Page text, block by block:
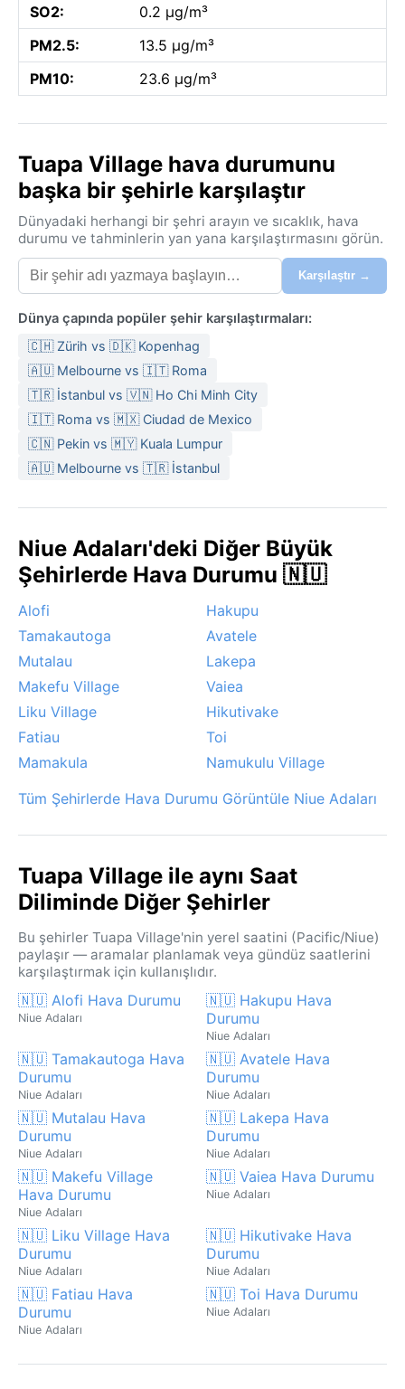
SO2:
0.2 µg/m³
PM2.5:
13.5 µg/m³
PM10:
23.6 µg/m³
Tuapa Village hava durumunu
başka bir şehirle karşılaştır
Dünyadaki herhangi bir şehri arayın ve sıcaklık, hava
durumu ve tahminlerin yan yana karşılaştırmasını görün.
Karşılaştır →
Dünya çapında popüler şehir karşılaştırmaları:
🇨🇭 Zürih vs 🇩🇰 Kopenhag
🇦🇺 Melbourne vs 🇮🇹 Roma
🇹🇷 İstanbul vs 🇻🇳 Ho Chi Minh City
🇮🇹 Roma vs 🇲🇽 Ciudad de Mexico
🇨🇳 Pekin vs 🇲🇾 Kuala Lumpur
🇦🇺 Melbourne vs 🇹🇷 İstanbul
Niue Adaları'deki Diğer Büyük
Şehirlerde Hava Durumu 🇳🇺
Alofi
Hakupu
Tamakautoga
Avatele
Mutalau
Lakepa
Makefu Village
Vaiea
Liku Village
Hikutivake
Fatiau
Toi
Mamakula
Namukulu Village
Tüm Şehirlerde Hava Durumu Görüntüle Niue Adaları
Tuapa Village ile aynı Saat
Diliminde Diğer Şehirler
Bu şehirler Tuapa Village'nin yerel saatini (Pacific/Niue)
paylaşır — aramalar planlamak veya gündüz saatlerini
karşılaştırmak için kullanışlıdır.
🇳🇺 Alofi Hava Durumu
Niue Adaları
🇳🇺 Hakupu Hava
Durumu
Niue Adaları
🇳🇺 Tamakautoga Hava
Durumu
Niue Adaları
🇳🇺 Avatele Hava
Durumu
Niue Adaları
🇳🇺 Mutalau Hava
Durumu
Niue Adaları
🇳🇺 Lakepa Hava
Durumu
Niue Adaları
🇳🇺 Makefu Village
Hava Durumu
Niue Adaları
🇳🇺 Vaiea Hava Durumu
Niue Adaları
🇳🇺 Liku Village Hava
Durumu
Niue Adaları
🇳🇺 Hikutivake Hava
Durumu
Niue Adaları
🇳🇺 Fatiau Hava
Durumu
Niue Adaları
🇳🇺 Toi Hava Durumu
Niue Adaları